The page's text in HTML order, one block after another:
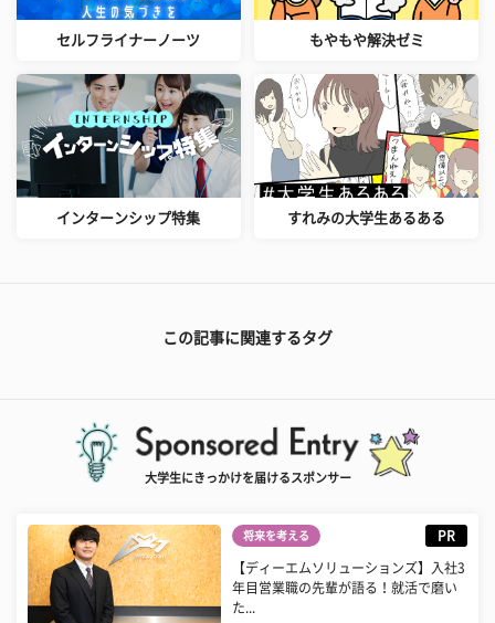
セルフライナーノーツ もやもや解決ゼミ
インターンシップ特集 すれみの大学生あるある
この記事に関連するタグ
大学生にきっかけを届けるスポンサー
将来を考える PR
【ディーエムソリューションズ】入社3
年目営業職の先輩が語る！就活で磨い
た...